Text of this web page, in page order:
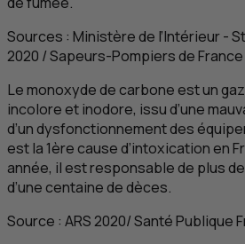
Sources : Ministère de l’Intérieur -
2020 / Sapeurs-Pompiers de France
Le monoxyde de carbone est un
incolore et inodore, issu d’une
d’un dysfonctionnement des
est la 1ère cause d’intoxication en
année, il est responsable de plus
d’une centaine de dèces.
Source : ARS2020/ Santé Publique